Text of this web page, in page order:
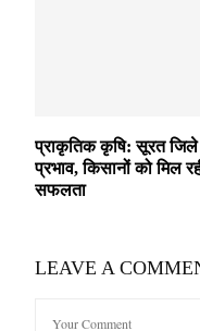
प्राकृतिक कृषि: सूरत जिले
प्रभाव, किसानों को मिल
सफलता
LEAVE A